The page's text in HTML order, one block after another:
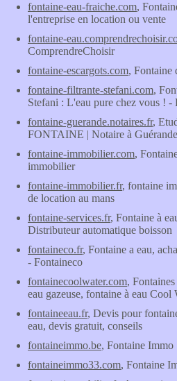
fontaine-eau-fraiche.com,
l'entreprise en location ou vente
fontaine-
ComprendreChoisir
fontaine-escargots.com, Fontaine
fontaine-filtrante-stefani.com,
Stefani : L'eau pure chez vous ! -
fontaine-guerande.notaires.fr,
FONTAINE | Notaire à
fontaine-immobilier.com,
immobilier
fontaine-immobilier.fr, fontaine
de location au mans
fontaine-services.fr, Fontaine à
Distributeur automatique boisson
fontaineco.fr, Fontaine a eau,
- Fontaineco
fontainecoolwater.com,
eau gazeuse, fontaine à eau Cool
fontaineeau.fr, Devis pour
eau, devis gratuit, conseils
fontaineimmo.be, Fontaine Immo
fontaineimmo33.com, Fontaine